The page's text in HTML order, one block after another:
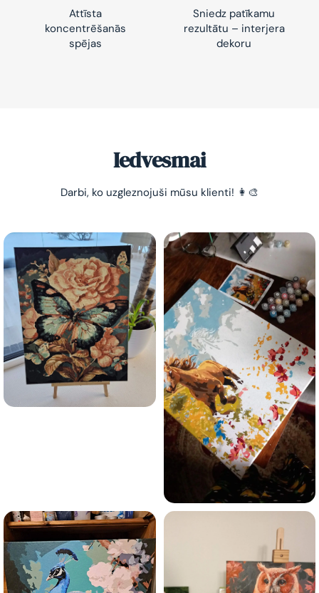
Attīsta
koncentrēšanās
spējas
Sniedz patīkamu
rezultātu – interjera
dekoru
Iedvesmai
Darbi, ko uzgleznojuši mūsu klienti! 👩‍🎨
-10% pirmajam pasūtījumam
GleznoPats.lvPrivātuma politika
SAŅEMT -10%